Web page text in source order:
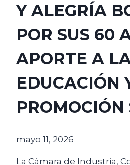
Y ALEGRÍA
POR SUS 60
APORTE A
EDUCACIÓN
PROMOCIÓN
mayo 11, 2026
La Cámara de Industria,